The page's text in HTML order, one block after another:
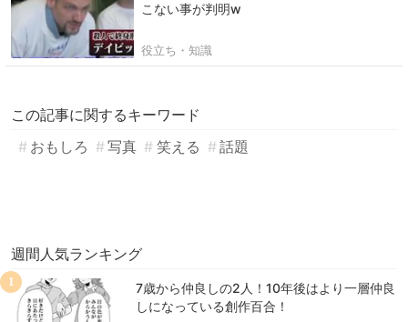
こない事が判明w
役立ち・知識
この記事に関するキーワード
おもしろ
写真 笑える 話題
週間人気ランキング
7歳から仲良しの2人！10年後はより一層仲良
しになっている創作百合！
1